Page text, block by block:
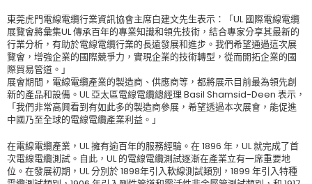
東莞虎門電線電纜行業資訊協會主席白建文先生表示：「UL 國際電線電纜
展覽會將彙集UL 傳承百年的專業知識和領先技術，結合專家分享其最新的
行業分析，有助於電線電纜行業的長遠發展和進步。我們希望通過這次展
覽會，增強企業的國際競爭力，實現企業的技術轉型，從而開拓企業的國
際貿易管道。」
展會期間，電線電纜產業的製造商、供應商等，都將展示目前最為領先創
新的產品和設備。UL 亞太區電線電纜總經理 Basil Shamsid-Deen 表示，
「我們非常高興看到有如此多的製造商參展，希望透過本次展會，能促進
中國乃至全球的電線電纜產業利益。」
在電線電纜產業，UL 擁有逾百年的服務經驗。在 1896 年，UL 就完成了首
次電線電纜測試。自此，UL 的電線電纜測試逐漸在產業立有一席重要地
位。在發展初期，UL 分別於 1898年引入軟線測試類別，1899 年引入特種